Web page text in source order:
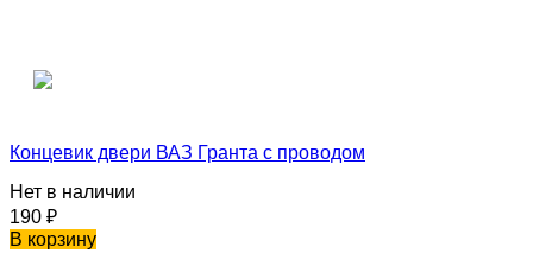
Концевик двери ВАЗ Гранта с проводом
Нет в наличии
190 ₽
В корзину